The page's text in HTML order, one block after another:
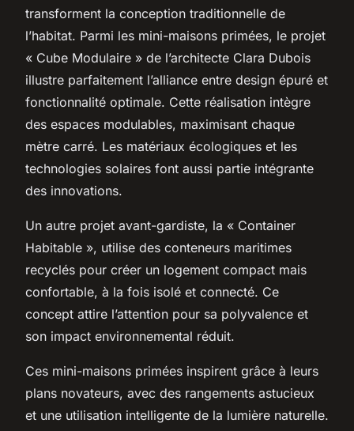
transforment la conception traditionnelle de
l’habitat. Parmi les mini-maisons primées, le projet
« Cube Modulaire » de l’architecte Clara Dubois
illustre parfaitement l’alliance entre design épuré et
fonctionnalité optimale. Cette réalisation intègre
des espaces modulables, maximisant chaque
mètre carré. Les matériaux écologiques et les
technologies solaires font aussi partie intégrante
des innovations.
Un autre projet avant-gardiste, la « Container
Habitable », utilise des conteneurs maritimes
recyclés pour créer un logement compact mais
confortable, à la fois isolé et connecté. Ce
concept attire l’attention pour sa polyvalence et
son impact environnemental réduit.
Ces mini-maisons primées inspirent grâce à leurs
plans novateurs, avec des rangements astucieux
et une utilisation intelligente de la lumière naturelle.